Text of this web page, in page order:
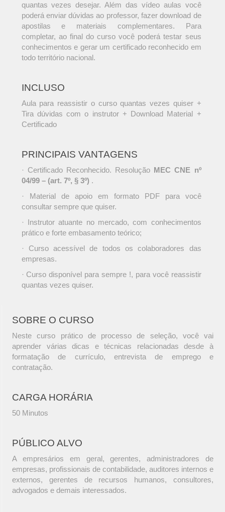
quantas vezes desejar. Além das vídeo aulas você
poderá enviar dúvidas ao professor, fazer download de
apostilas e materiais complementares. Para
completar, ao final do curso você poderá testar seus
conhecimentos e gerar um certificado reconhecido em
todo território nacional.
INCLUSO
Aula para reassistir o curso quantas vezes quiser +
Tira dúvidas com o instrutor + Download Material +
Certificado
PRINCIPAIS VANTAGENS
· Certificado Reconhecido. Resolução MEC CNE nº
04/99 – (art. 7º, § 3º) .
· Material de apoio em formato PDF para você
consultar sempre que quiser.
· Instrutor atuante no mercado, com conhecimentos
prático e forte embasamento teórico;
· Curso acessível de todos os colaboradores das
empresas.
· Curso disponível para sempre !, para você reassistir
quantas vezes quiser.
SOBRE O CURSO
Neste curso prático de processo de seleção, você vai
aprender várias dicas e técnicas relacionadas desde à
formatação de currículo, entrevista de emprego e
contratação.
CARGA HORÁRIA
50 Minutos
PÚBLICO ALVO
A empresários em geral, gerentes, administradores de
empresas, profissionais de contabilidade, auditores internos e
externos, gerentes de recursos humanos, consultores,
advogados e demais interessados.